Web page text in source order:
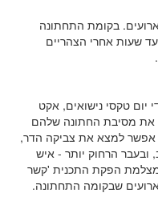
בקומת התחתונה
שעות אחרי הצהריים
יום טקסי נישואים, אקט
את מסיבת החתונה שלהם
אפשר למצא את צביקה הדר,
ובעבר הרחוק יותר - איש
מצלמת הפקת התכנית 'קשר
שבקומה התחתונה.